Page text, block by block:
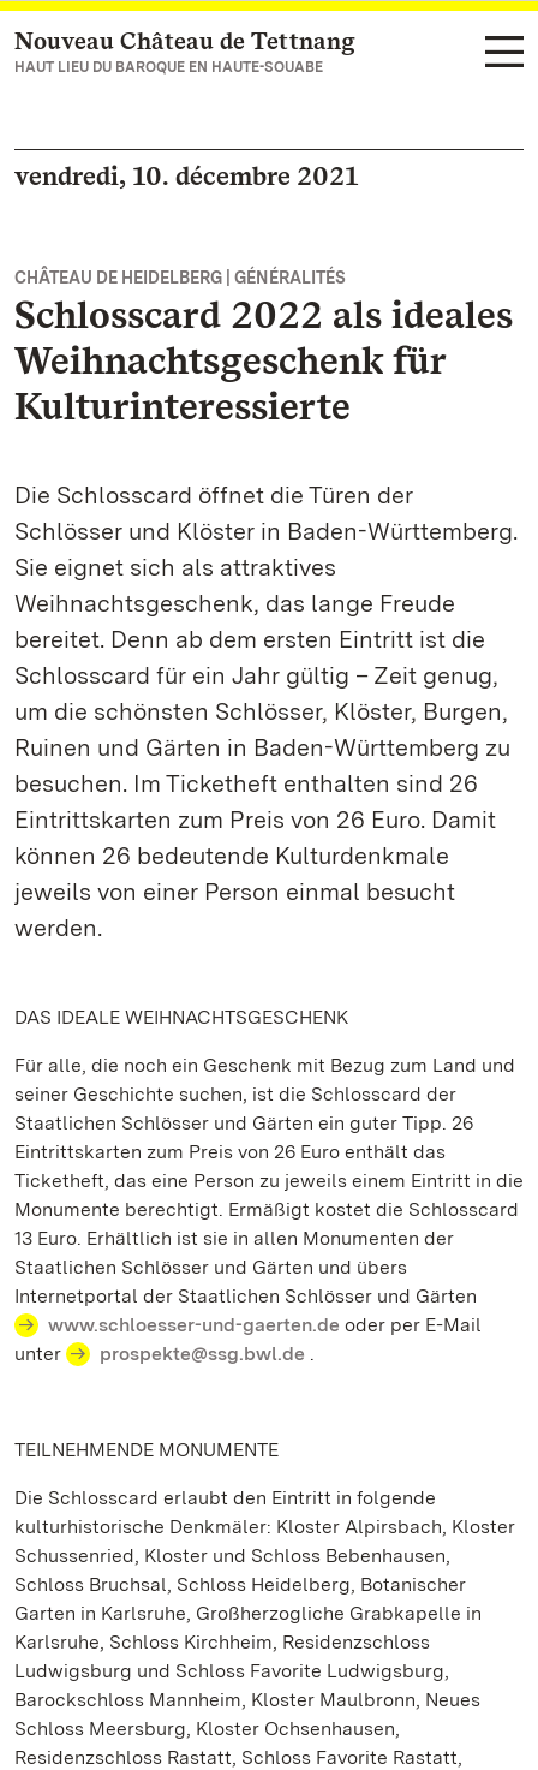
Vers la page d’accueil
Nouveau Château de Tettnang
HAUT LIEU DU BAROQUE EN HAUTE-SOUABE
vendredi, 10. décembre 2021
CHÂTEAU DE HEIDELBERG | GÉNÉRALITÉS
Schlosscard 2022 als ideales
Weihnachtsgeschenk für
Kulturinteressierte
Die Schlosscard öffnet die Türen der
Schlösser und Klöster in Baden-Württemberg.
Sie eignet sich als attraktives
Weihnachtsgeschenk, das lange Freude
bereitet. Denn ab dem ersten Eintritt ist die
Schlosscard für ein Jahr gültig – Zeit genug,
um die schönsten Schlösser, Klöster, Burgen,
Ruinen und Gärten in Baden-Württemberg zu
besuchen. Im Ticketheft enthalten sind 26
Eintrittskarten zum Preis von 26 Euro. Damit
können 26 bedeutende Kulturdenkmale
jeweils von einer Person einmal besucht
werden.
DAS IDEALE WEIHNACHTSGESCHENK
Für alle, die noch ein Geschenk mit Bezug zum Land und
seiner Geschichte suchen, ist die Schlosscard der
Staatlichen Schlösser und Gärten ein guter Tipp. 26
Eintrittskarten zum Preis von 26 Euro enthält das
Ticketheft, das eine Person zu jeweils einem Eintritt in die
Monumente berechtigt. Ermäßigt kostet die Schlosscard
13 Euro. Erhältlich ist sie in allen Monumenten der
Staatlichen Schlösser und Gärten und übers
Internetportal der Staatlichen Schlösser und Gärten
www.schloesser-und-gaerten.de oder per E-Mail
unter
prospekte@ssg.bwl.de .
TEILNEHMENDE MONUMENTE
Die Schlosscard erlaubt den Eintritt in folgende
kulturhistorische Denkmäler: Kloster Alpirsbach, Kloster
Schussenried, Kloster und Schloss Bebenhausen,
Schloss Bruchsal, Schloss Heidelberg, Botanischer
Garten in Karlsruhe, Großherzogliche Grabkapelle in
Karlsruhe, Schloss Kirchheim, Residenzschloss
Ludwigsburg und Schloss Favorite Ludwigsburg,
Barockschloss Mannheim, Kloster Maulbronn, Neues
Schloss Meersburg, Kloster Ochsenhausen,
Residenzschloss Rastatt, Schloss Favorite Rastatt,